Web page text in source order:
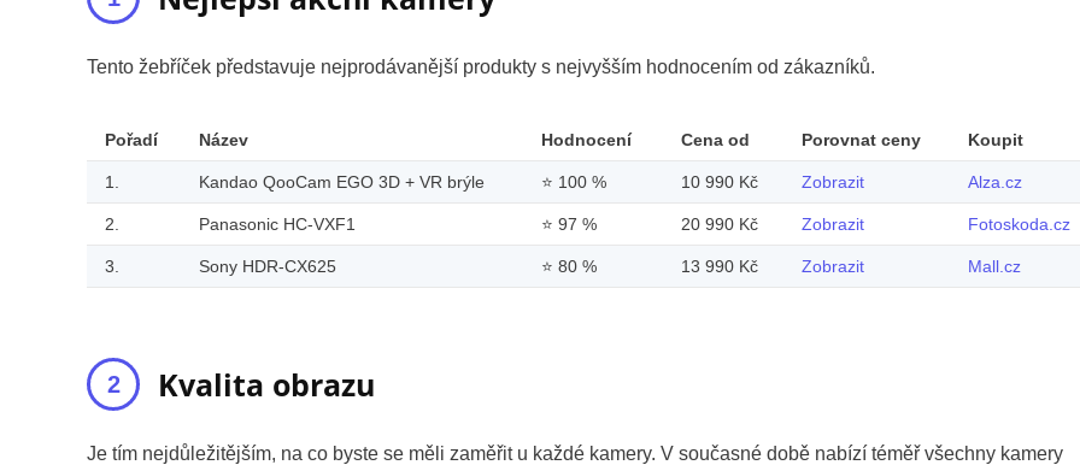
Tento žebříček představuje nejprodávanější produkty s nejvyšším hodnocením od zákazníků.
Pořadí Název Hodnocení Cena od Porovnat ceny Koupit
1. Kandao QooCam EGO 3D + VR brýle ⭐ 100 % 10 990 Kč Zobrazit Alza.cz
2. Panasonic HC-VXF1 ⭐ 97 % 20 990 Kč Zobrazit Fotoskoda.cz
3. Sony HDR-CX625 ⭐ 80 % 13 990 Kč Zobrazit Mall.cz
Kvalita obrazu
Je tím nejdůležitějším, na co byste se měli zaměřit u každé kamery. V současné době nabízí téměř všechny kamery